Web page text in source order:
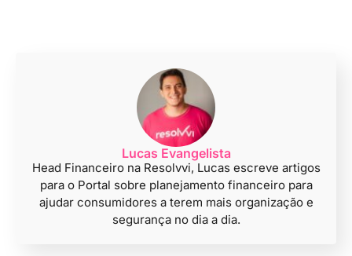
Lucas Evangelista
Head Financeiro na Resolvvi, Lucas escreve artigos
para o Portal sobre planejamento financeiro para
ajudar consumidores a terem mais organização e
segurança no dia a dia.